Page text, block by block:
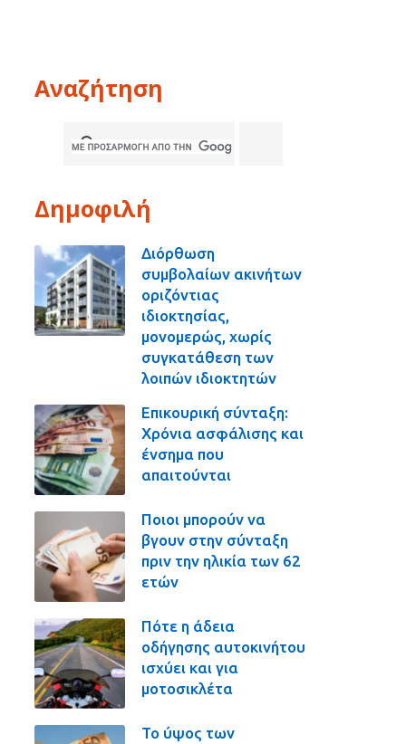
Αναζήτηση
Δημοφιλή
Διόρθωση
συμβολαίων ακινήτων
οριζόντιας
ιδιοκτησίας,
μονομερώς, χωρίς
συγκατάθεση των
λοιπών ιδιοκτητών
Επικουρική σύνταξη:
Χρόνια ασφάλισης και
ένσημα που
απαιτούνται
Ποιοι μπορούν να
βγουν στην σύνταξη
πριν την ηλικία των 62
ετών
Πότε η άδεια
οδήγησης αυτοκινήτου
ισχύει και για
μοτοσικλέτα
Το ύψος των